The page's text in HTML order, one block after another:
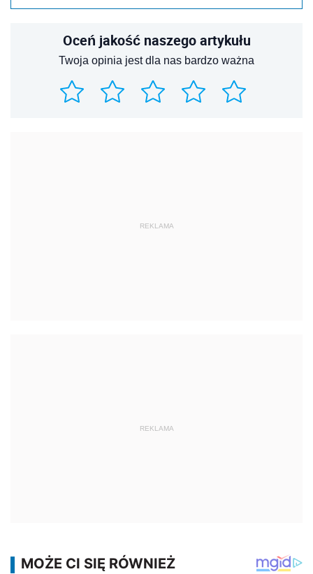
Oceń jakość naszego artykułu
Twoja opinia jest dla nas bardzo ważna
REKLAMA
REKLAMA